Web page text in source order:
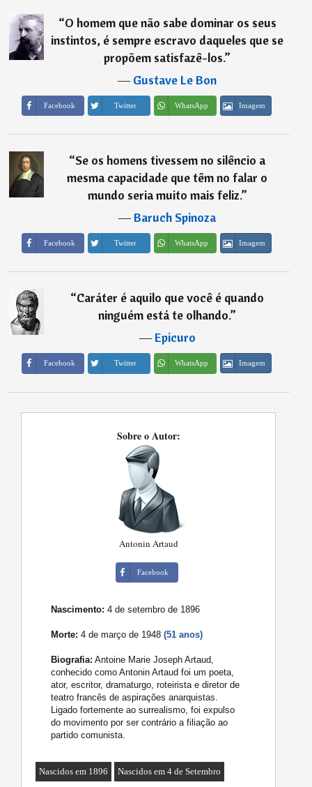
“O homem que não sabe dominar os seus
instintos, é sempre escravo daqueles que se
propõem satisfazê-los.”
―Gustave Le Bon
Facebook Twitter WhatsApp Imagem
“Se os homens tivessem no silêncio a
mesma capacidade que têm no falar o
mundo seria muito mais feliz.”
―Baruch Spinoza
Facebook Twitter WhatsApp Imagem
“Caráter é aquilo que você é quando
ninguém está te olhando.”
―Epicuro
Facebook Twitter WhatsApp Imagem
Sobre o Autor:
Antonin Artaud
Facebook
Nascimento: 4 de setembro de 1896
Morte: 4 de março de 1948(51 anos)
Biografia: Antoine Marie Joseph Artaud,
conhecido como Antonin Artaud foi um poeta,
ator, escritor, dramaturgo, roteirista e diretor de
teatro francês de aspirações anarquistas.
Ligado fortemente ao surrealismo, foi expulso
do movimento por ser contrário a filiação ao
partido comunista.
Nascidos em 1896 Nascidos em 4 de Setembro